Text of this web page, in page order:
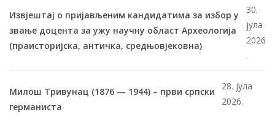
Извјештај о пријављеним кандидатима за избор у
звање доцента за ужу научну област Археологија
(праисторијска, античка, средњовјековна)
30.
јула
2026
.
Милош Тривунац (1876 — 1944) – први српски
германиста
28. јула
2026.